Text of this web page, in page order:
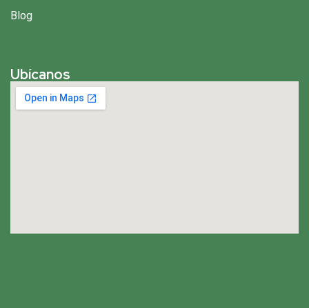
Blog
Ubícanos